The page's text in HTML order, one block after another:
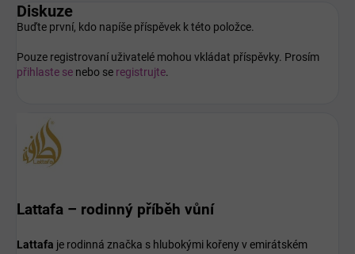
Diskuze
Buďte první, kdo napíše příspěvek k této položce.
Pouze registrovaní uživatelé mohou vkládat příspěvky. Prosím
přihlaste se nebo se registrujte.
Lattafa – rodinný příběh vůní
Lattafa je rodinná značka s hlubokými kořeny v emirátském